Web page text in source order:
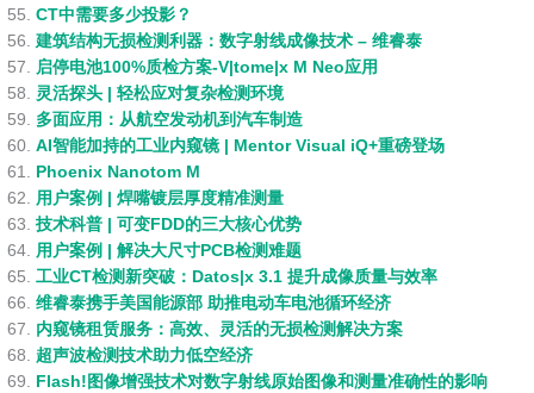
CT中需要多少投影？
建筑结构无损检测利器：数字射线成像技术 – 维睿泰
启停电池100%质检方案-V|tome|x M Neo应用
灵活探头 | 轻松应对复杂检测环境
多面应用：从航空发动机到汽车制造
AI智能加持的工业内窥镜 | Mentor Visual iQ+重磅登场
Phoenix Nanotom M
用户案例 | 焊嘴镀层厚度精准测量
技术科普 | 可变FDD的三大核心优势
用户案例 | 解决大尺寸PCB检测难题
工业CT检测新突破：Datos|x 3.1 提升成像质量与效率
维睿泰携手美国能源部 助推电动车电池循环经济
内窥镜租赁服务：高效、灵活的无损检测解决方案
超声波检测技术助力低空经济
Flash!图像增强技术对数字射线原始图像和测量准确性的影响